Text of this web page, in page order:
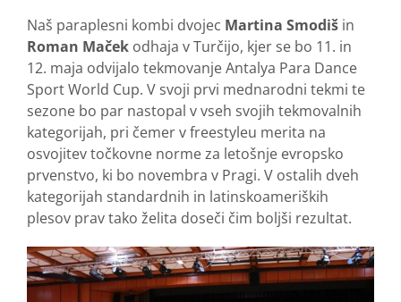
Naš paraplesni kombi dvojec Martina Smodiš in
Roman Maček odhaja v Turčijo, kjer se bo 11. in
12. maja odvijalo tekmovanje Antalya Para Dance
Sport World Cup. V svoji prvi mednarodni tekmi te
sezone bo par nastopal v vseh svojih tekmovalnih
kategorijah, pri čemer v freestyleu merita na
osvojitev točkovne norme za letošnje evropsko
prvenstvo, ki bo novembra v Pragi. V ostalih dveh
kategorijah standardnih in latinskoameriških
plesov prav tako želita doseči čim boljši rezultat.